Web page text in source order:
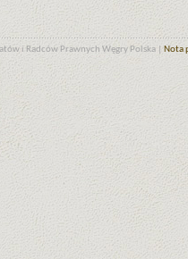
i Radców Prawnych Węgry Polska | Nota